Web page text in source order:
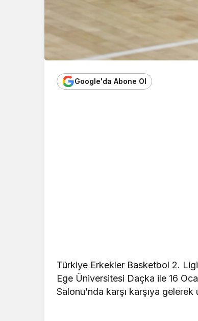
Google'da Abone Ol
Türkiye Erkekler Basketbol 2.
Ege Üniversitesi Daçka ile 16
Salonu’nda karşı karşıya